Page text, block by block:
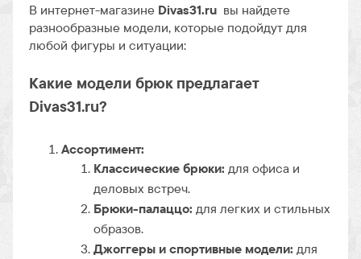
В интернет-магазине Divas31.ru вы найдете
разнообразные модели, которые подойдут для
любой фигуры и ситуации:
Какие модели брюк предлагает
Divas31.ru?
Ассортимент:
Классические брюки: для офиса и
деловых встреч.
Брюки-палаццо: для легких и стильных
образов.
Джоггеры и спортивные модели: для